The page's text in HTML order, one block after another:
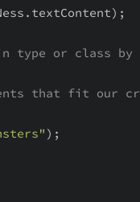
type or class by
that fit our
);